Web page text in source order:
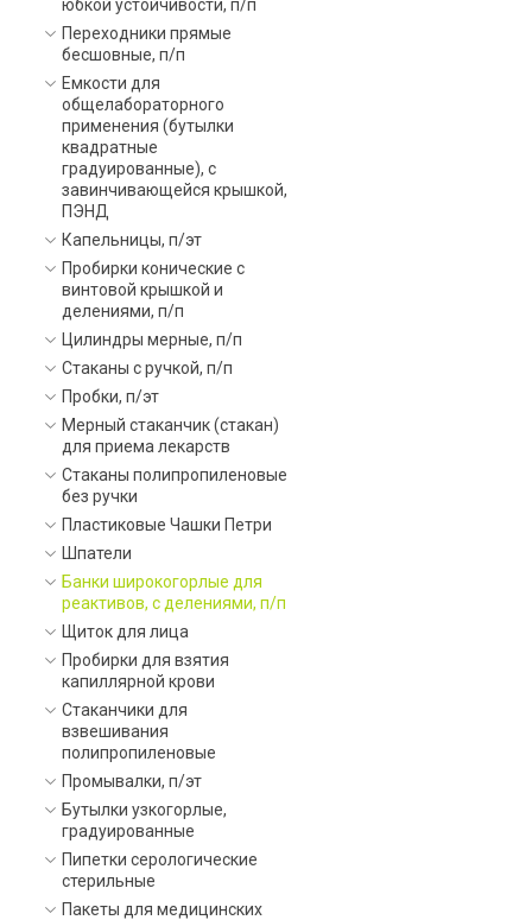
юбкой устойчивости, п/п
Переходники прямые
бесшовные, п/п
Емкости для
общелабораторного
применения (бутылки
квадратные
градуированные), с
завинчивающейся крышкой,
ПЭНД
Капельницы, п/эт
Пробирки конические с
винтовой крышкой и
делениями, п/п
Цилиндры мерные, п/п
Стаканы с ручкой, п/п
Пробки, п/эт
Мерный стаканчик (стакан)
для приема лекарств
Стаканы полипропиленовые
без ручки
Пластиковые Чашки Петри
Шпатели
Банки широкогорлые для
реактивов, с делениями, п/п
Щиток для лица
Пробирки для взятия
капиллярной крови
Стаканчики для
взвешивания
полипропиленовые
Промывалки, п/эт
Бутылки узкогорлые,
градуированные
Пипетки серологические
стерильные
Пакеты для медицинских